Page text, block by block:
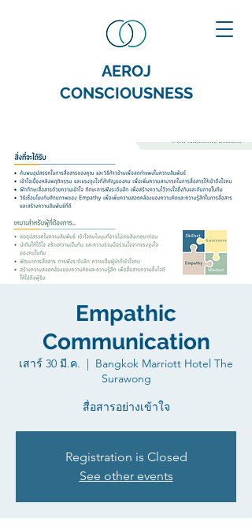
AEROJ
CONSCIOUSNESS
Empathic
Communication
เสาร์ 30 มี.ค.
  |
Bangkok Marriott Hotel The
Surawong
สื่อสารอย่างเข้าใจ
Registration is Closed
See other events